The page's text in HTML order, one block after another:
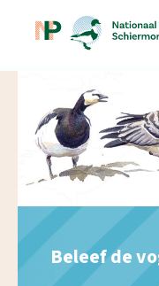
Beleef de